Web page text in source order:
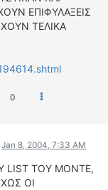
ΕΠΙΦΥΛΑΞΕΙΣ
ΤΕΛΙΚΑ
0
Jan 8, 2004, 7:33 AM
LIST ΤΟΥ ΜΟΝΤΕ,
ΟΙ